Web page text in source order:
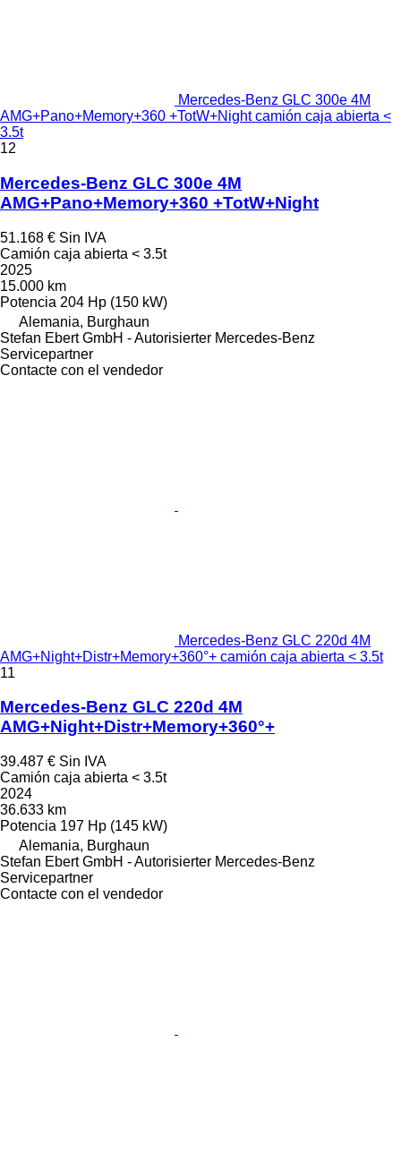
Mercedes-Benz GLC 300e 4M
AMG+Pano+Memory+360 +TotW+Night camión caja abierta <
3.5t
12
Mercedes-Benz GLC 300e 4M
AMG+Pano+Memory+360 +TotW+Night
51.168 € Sin IVA
Camión caja abierta < 3.5t
2025
15.000 km
Potencia 204 Hp (150 kW)
Alemania, Burghaun
Stefan Ebert GmbH - Autorisierter Mercedes-Benz
Servicepartner
Contacte con el vendedor
Mercedes-Benz GLC 220d 4M
AMG+Night+Distr+Memory+360°+ camión caja abierta < 3.5t
11
Mercedes-Benz GLC 220d 4M
AMG+Night+Distr+Memory+360°+
39.487 € Sin IVA
Camión caja abierta < 3.5t
2024
36.633 km
Potencia 197 Hp (145 kW)
Alemania, Burghaun
Stefan Ebert GmbH - Autorisierter Mercedes-Benz
Servicepartner
Contacte con el vendedor